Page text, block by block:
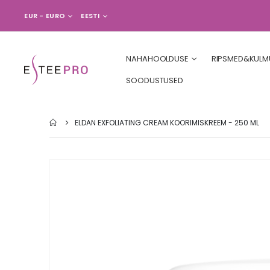
VALUUTA
EUR - EURO LANGUAGE
EESTI
NAHAHOOLDUSE
SOODUSTUSED
ELDAN EXFOLIATING CREAM KOORIMISKREEM - 250 ML